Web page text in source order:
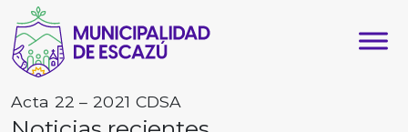
Acta 22 – 2021 CDSA